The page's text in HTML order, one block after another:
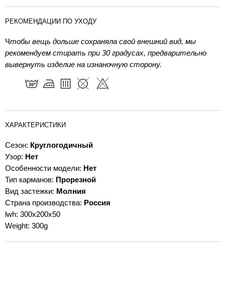
РЕКОМЕНДАЦИИ ПО УХОДУ
Чтобы вещь дольше сохраняла свой внешний вид, мы
рекомендуем стирать при 30 градусах, предварительно
вывернуть изделие на изнаночную сторону.
ХАРАКТЕРИСТИКИ
Сезон: Круглогодичный
Узор: Нет
Особенности модели: Нет
Тип карманов: Прорезной
Вид застежки: Молния
Страна производства: Россия
lwh: 300x200x50
Weight: 300g